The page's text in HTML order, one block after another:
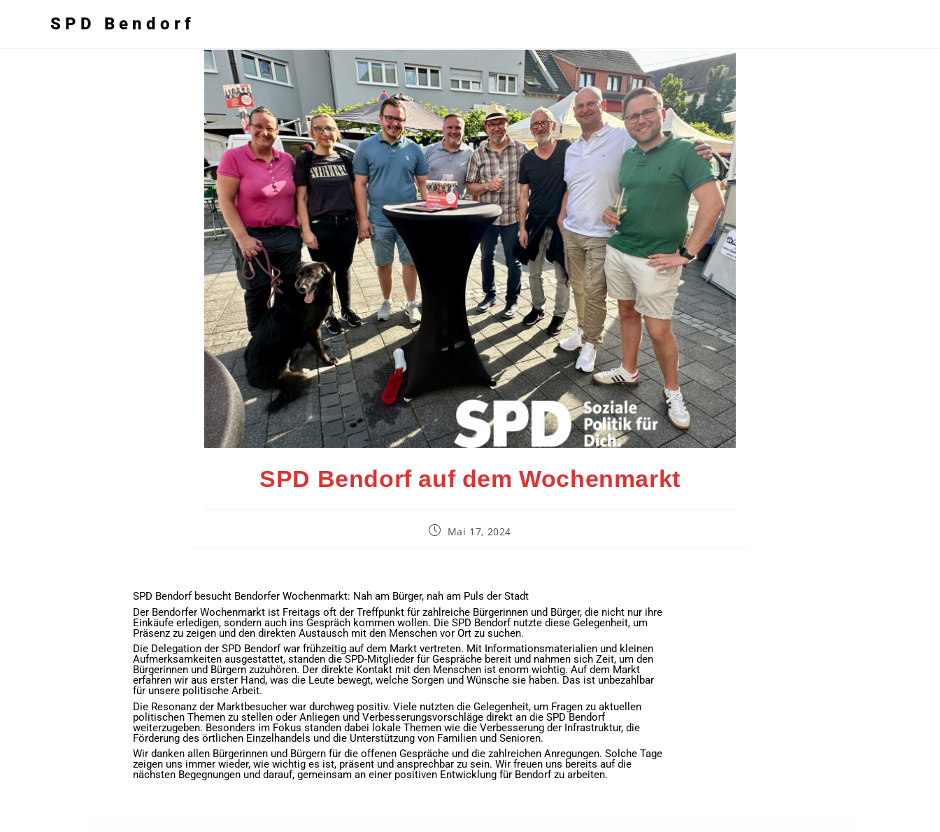
SPD Bendorf
SPD Bendorf auf dem Wochenmarkt
Mai 17, 2024
SPD Bendorf besucht Bendorfer Wochenmarkt: Nah am Bürger, nah am Puls der Stadt
Der Bendorfer Wochenmarkt ist Freitags oft der Treffpunkt für zahlreiche Bürgerinnen und Bürger, die nicht nur ihre
Einkäufe erledigen, sondern auch ins Gespräch kommen wollen. Die SPD Bendorf nutzte diese Gelegenheit, um
Präsenz zu zeigen und den direkten Austausch mit den Menschen vor Ort zu suchen.
Die Delegation der SPD Bendorf war frühzeitig auf dem Markt vertreten. Mit Informationsmaterialien und kleinen
Aufmerksamkeiten ausgestattet, standen die SPD-Mitglieder für Gespräche bereit und nahmen sich Zeit, um den
Bürgerinnen und Bürgern zuzuhören. Der direkte Kontakt mit den Menschen ist enorm wichtig. Auf dem Markt
erfahren wir aus erster Hand, was die Leute bewegt, welche Sorgen und Wünsche sie haben. Das ist unbezahlbar
für unsere politische Arbeit.
Die Resonanz der Marktbesucher war durchweg positiv. Viele nutzten die Gelegenheit, um Fragen zu aktuellen
politischen Themen zu stellen oder Anliegen und Verbesserungsvorschläge direkt an die SPD Bendorf
weiterzugeben. Besonders im Fokus standen dabei lokale Themen wie die Verbesserung der Infrastruktur, die
Förderung des örtlichen Einzelhandels und die Unterstützung von Familien und Senioren.
Wir danken allen Bürgerinnen und Bürgern für die offenen Gespräche und die zahlreichen Anregungen. Solche Tage
zeigen uns immer wieder, wie wichtig es ist, präsent und ansprechbar zu sein. Wir freuen uns bereits auf die
nächsten Begegnungen und darauf, gemeinsam an einer positiven Entwicklung für Bendorf zu arbeiten.